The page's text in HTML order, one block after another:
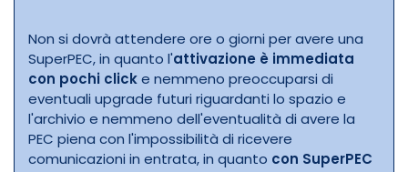
Non si dovrà attendere ore o giorni per avere una
SuperPEC, in quanto l'attivazione è immediata
con pochi clicke nemmeno preoccuparsi di
eventuali upgrade futuri riguardanti lo spazio e
l'archivio e nemmeno dell'eventualità di avere la
PEC piena con l'impossibilità di ricevere
comunicazioni in entrata, in quanto con SuperPEC